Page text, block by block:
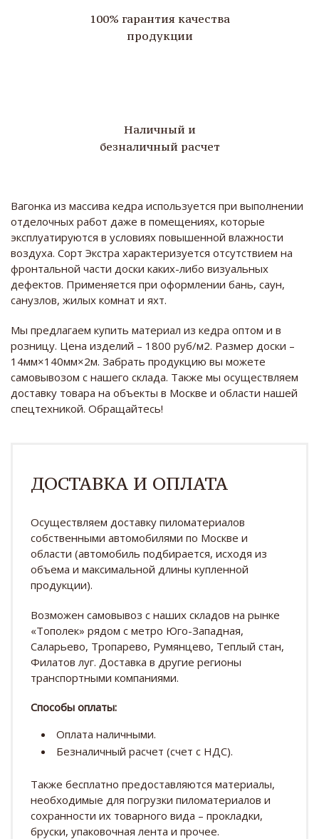
100% гарантия качества
продукции
Наличный и
безналичный расчет
Вагонка из массива кедра используется при выполнении
отделочных работ даже в помещениях, которые
эксплуатируются в условиях повышенной влажности
воздуха. Сорт Экстра характеризуется отсутствием на
фронтальной части доски каких-либо визуальных
дефектов. Применяется при оформлении бань, саун,
санузлов, жилых комнат и яхт.
Мы предлагаем купить материал из кедра оптом и в
розницу. Цена изделий – 1800 руб/м2. Размер доски –
14мм×140мм×2м. Забрать продукцию вы можете
самовывозом с нашего склада. Также мы осуществляем
доставку товара на объекты в Москве и области нашей
спецтехникой. Обращайтесь!
ДОСТАВКА И ОПЛАТА
Осуществляем доставку пиломатериалов
собственными автомобилями по Москве и
области (автомобиль подбирается, исходя из
объема и максимальной длины купленной
продукции).
Возможен самовывоз с наших складов на рынке
«Тополек» рядом с метро Юго-Западная,
Саларьево, Тропарево, Румянцево, Теплый стан,
Филатов луг. Доставка в другие регионы
транспортными компаниями.
Способы оплаты:
Оплата наличными.
Безналичный расчет (счет с НДС).
Также бесплатно предоставляются материалы,
необходимые для погрузки пиломатериалов и
сохранности их товарного вида – прокладки,
бруски, упаковочная лента и прочее.